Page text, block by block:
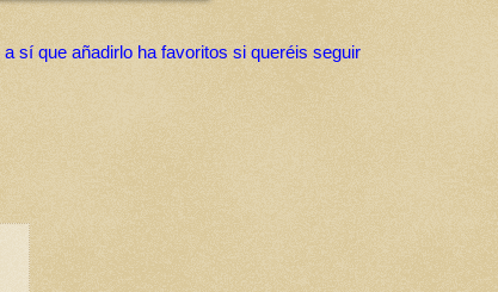
a sí que añadirlo ha favoritos si queréis seguir